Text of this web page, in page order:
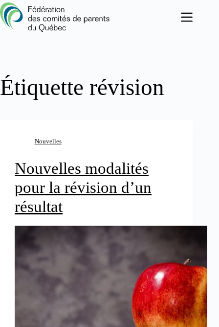
Passer
au
contenu
Étiquette révision
Nouvelles
Nouvelles modalités
pour la révision d’un
résultat